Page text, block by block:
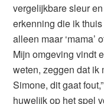
vergelijkbare sleur
erkenning die ik
alleen maar ‘mama’
Mijn omgeving vindt
weten, zeggen dat ik
Simone, dit gaat
huwelijk op het spel